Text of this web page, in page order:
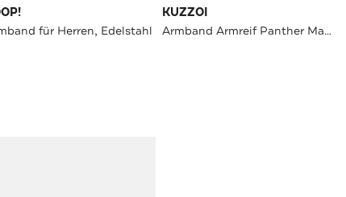
für Herren, Edelstahl
KUZZOI
Armband Armreif Panther Maskulin Tier Symbol 925 Silber Silber